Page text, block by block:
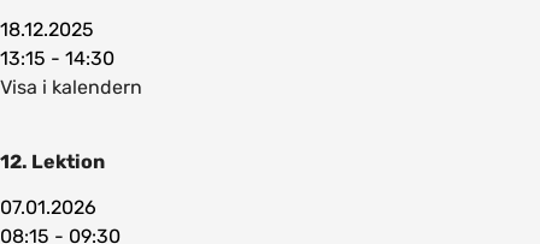
18.12.2025
13:15 - 14:30
Visa i kalendern
12. Lektion
07.01.2026
08:15 - 09:30